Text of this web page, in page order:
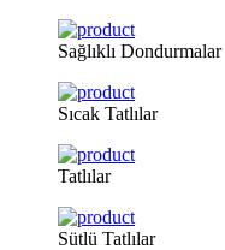
Sağlıklı Dondurmalar
Sıcak Tatlılar
Tatlılar
Sütlü Tatlılar